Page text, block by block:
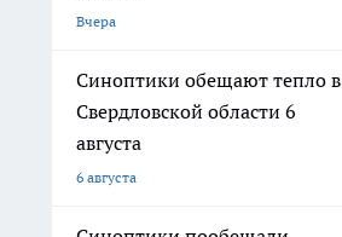
Вчера
Синоптики обещают тепло в
Свердловской области 6
августа
6 августа